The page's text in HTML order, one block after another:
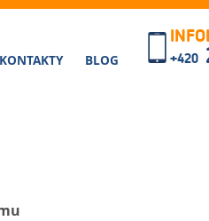
+420
KONTAKTY BLOG